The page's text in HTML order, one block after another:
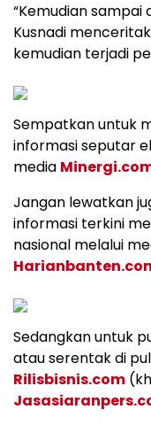
“Kemudian sampai
Kusnadi
kemudian terjadi
Sempatkan untuk
informasi seputar
media
Jangan lewatkan
informasi terkini
nasional melalui
Sedangkan untuk
atau serentak di
Rilisbisnis.com